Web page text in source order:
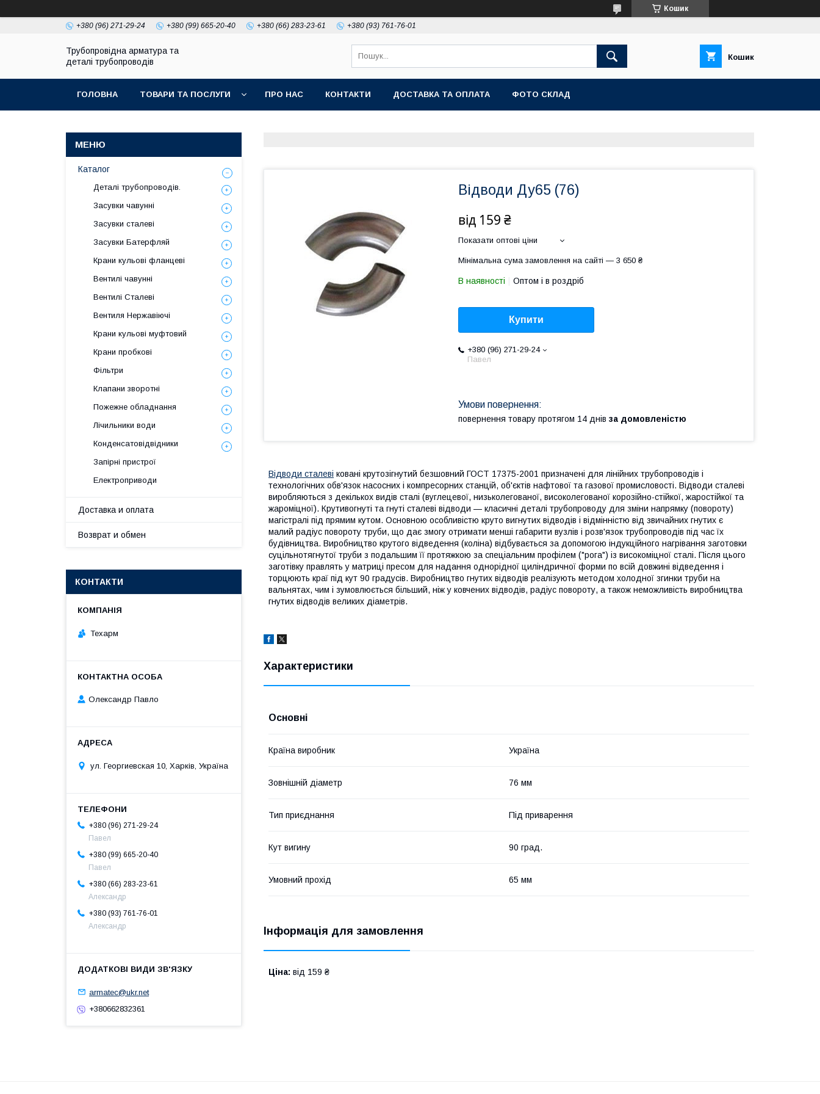
Кошик
+380 (96) 271-29-24 +380 (99) 665-20-40 +380 (66) 283-23-61 +380 (93) 761-76-01
Трубопровідна арматура та
деталі трубопроводів
Кошик
ГОЛОВНА ТОВАРИ ТА ПОСЛУГИ ПРО НАС КОНТАКТИ ДОСТАВКА ТА ОПЛАТА ФОТО СКЛАД
Відводи Ду65 (76)
від 159 ₴
Показати оптові ціни
Мінімальна сума замовлення на сайті — 3 650 ₴
В наявності Оптом і в роздріб
Купити
+380 (96) 271-29-24
Павел
повернення товару протягом 14 днів за домовленістю
Відводи сталеві ковані крутозігнутий безшовний ГОСТ 17375-2001 призначені для лінійних трубопроводів і
технологічних обв'язок насосних і компресорних станцій, об'єктів нафтової та газової промисловості. Відводи сталеві
виробляються з декількох видів сталі (вуглецевої, низьколегованої, високолегованої корозійно-стійкої, жаростійкої та
жароміцної). Крутивогнуті та гнуті сталеві відводи — класичні деталі трубопроводу для зміни напрямку (повороту)
магістралі під прямим кутом. Основною особливістю круто вигнутих відводів і відмінністю від звичайних гнутих є
малий радіус повороту труби, що дає змогу отримати менші габарити вузлів і розв'язок трубопроводів під час їх
будівництва. Виробництво крутого відведення (коліна) відбувається за допомогою індукційного нагрівання заготовки
суцільнотягнутої труби з подальшим її протяжкою за спеціальним профілем ("рога") із високоміцної сталі. Після цього
заготівку правлять у матриці пресом для надання однорідної циліндричної форми по всій довжині відведення і
торцюють краї під кут 90 градусів. Виробництво гнутих відводів реалізують методом холодної згинки труби на
вальнятах, чим і зумовлюється більший, ніж у ковчених відводів, радіус повороту, а також неможливість виробництва
гнутих відводів великих діаметрів.
Характеристики
Основні
Країна виробник Україна
Зовнішній діаметр 76 мм
Тип приєднання Під приварення
Кут вигину 90 град.
Умовний прохід 65 мм
Інформація для замовлення
Ціна: від 159 ₴
Каталог
Деталі трубопроводів.
Засувки чавунні
Засувки сталеві
Засувки Батерфляй
Крани кульові фланцеві
Вентилі чавунні
Вентилі Сталеві
Вентиля Нержавіючі
Крани кульові муфтовий
Крани пробкові
Фільтри
Клапани зворотні
Пожежне обладнання
Лічильники води
Конденсатовідвідники
Запірні пристрої
Електроприводи
Доставка и оплата
Возврат и обмен
КОНТАКТИ
Техарм
Олександр Павло
ул. Георгиевская 10, Харків, Україна
+380 (96) 271-29-24
Павел
+380 (99) 665-20-40
Павел
+380 (66) 283-23-61
Александр
+380 (93) 761-76-01
Александр
armatec@ukr.net
+380662832361